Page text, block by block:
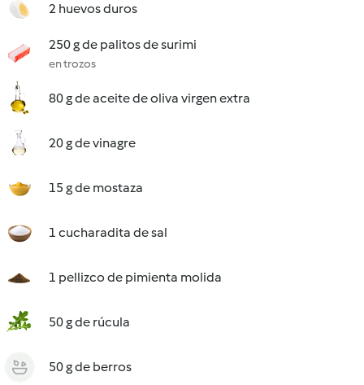
2 huevos duros
250 g de palitos de surimi
en trozos
80 g de aceite de oliva virgen extra
20 g de vinagre
15 g de mostaza
1 cucharadita de sal
1 pellizco de pimienta molida
50 g de rúcula
50 g de berros